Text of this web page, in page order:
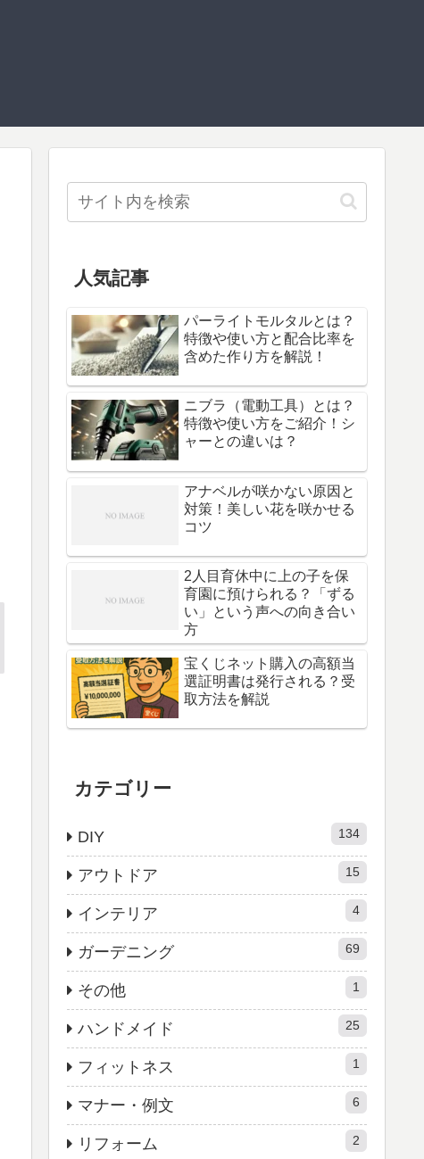
人気記事
パーライトモルタルとは？
特徴や使い方と配合比率を
含めた作り方を解説！
ニブラ（電動工具）とは？
特徴や使い方をご紹介！シ
ャーとの違いは？
アナベルが咲かない原因と
対策！美しい花を咲かせる
コツ
2人目育休中に上の子を保
育園に預けられる？「ずる
い」という声への向き合い
方
宝くじネット購入の高額当
選証明書は発行される？受
取方法を解説
カテゴリー
DIY 134
アウトドア 15
インテリア 4
ガーデニング 69
その他 1
ハンドメイド 25
フィットネス 1
マナー・例文 6
リフォーム 2